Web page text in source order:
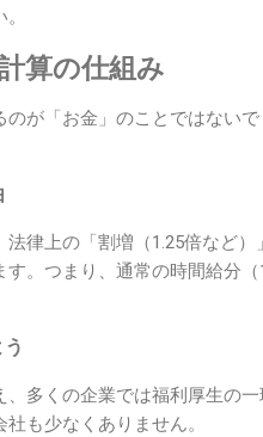
算の仕組み
が「お金」のことではない
律上の「割増（1.25倍など
。つまり、通常の時間給分
多くの企業では福利厚生の
も少なくありません。